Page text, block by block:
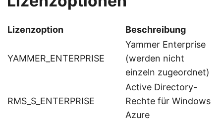
Lizenzoption Beschreibung
YAMMER_ENTERPRISE
Yammer Enterprise
(werden nicht
einzeln zugeordnet)
RMS_S_ENTERPRISE
Active Directory-
Rechte für Windows
Azure